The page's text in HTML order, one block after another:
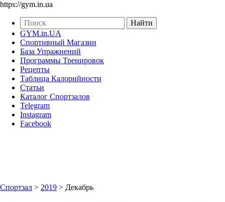
https://gym.in.ua
GYM.in.UA
Спортивный Магазин
База Упражнений
Программы Тренировок
Рецепты
Таблица Калорийности
Статьи
Каталог Спортзалов
Telegram
Instagram
Facebook
Спортзал > 2019 > Декабрь